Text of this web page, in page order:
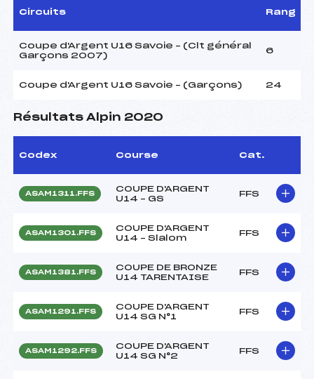
Circuits Rang
Coupe d'Argent U16 Savoie – (Clt général
Garçons 2007)
6
Coupe d'Argent U16 Savoie – (Garçons) 24
Résultats Alpin 2020
Codex Course Cat.
ASAM1311.FFS
COUPE D'ARGENT
U14 – GS
FFS
ASAM1301.FFS
COUPE D'ARGENT
U14 – Slalom
FFS
ASAM1381.FFS
COUPE DE BRONZE
U14 TARENTAISE
FFS
ASAM1291.FFS
COUPE D'ARGENT
U14 SG N°1
FFS
ASAM1292.FFS
COUPE D'ARGENT
U14 SG N°2
FFS